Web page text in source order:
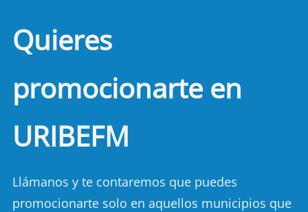
Quieres
promocionarte en
URIBEFM
Llámanos y te contaremos que puedes
promocionarte solo en aquellos municipios que